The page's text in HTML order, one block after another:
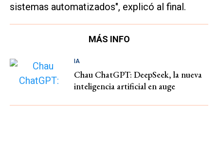
sistemas automatizados", explicó al final.
MÁS INFO
IA
Chau ChatGPT: DeepSeek, la nueva
inteligencia artificial en auge